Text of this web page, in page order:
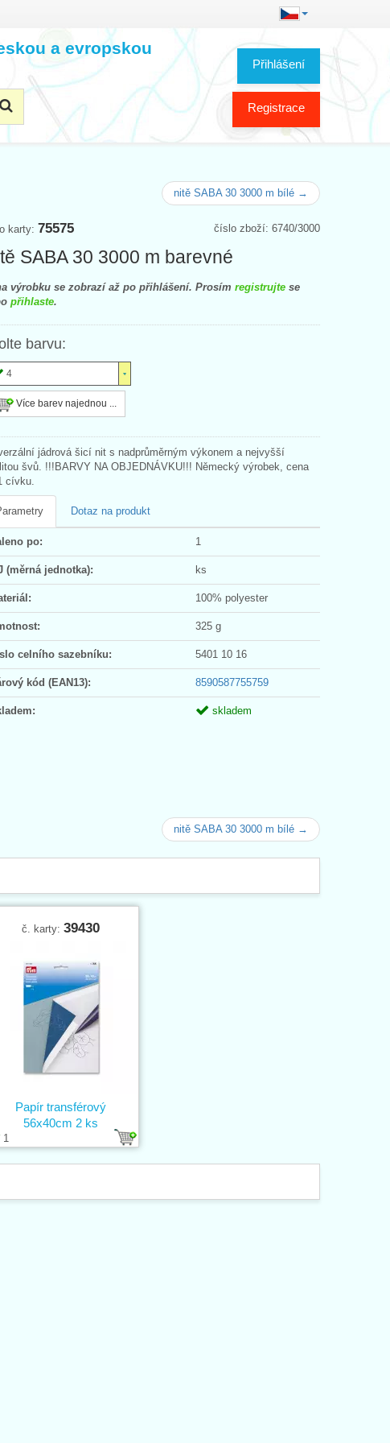
Přihlášení
Registrace
a evropskou
nitě SABA 30 3000 m bílé →
číslo zboží: 6740/3000
karty: 75575
SABA 30 3000 m barevné
výrobku se zobrazí až po přihlášení. Prosím registrujte se
přihlaste.
barvu:
4
Více barev najednou ...
jádrová šicí nit s nadprůměrným výkonem a nejvyšší
švů. !!!BARVY NA OBJEDNÁVKU!!! Německý výrobek, cena
cívku.
Dotaz na produkt
po: 1
(měrná jednotka): ks
100% polyester
325 g
celního sazebníku: 5401 10 16
kód (EAN13): 8590587755759
skladem
nitě SABA 30 3000 m bílé →
č. karty: 39430
1
Papír transférový
56x40cm 2 ks